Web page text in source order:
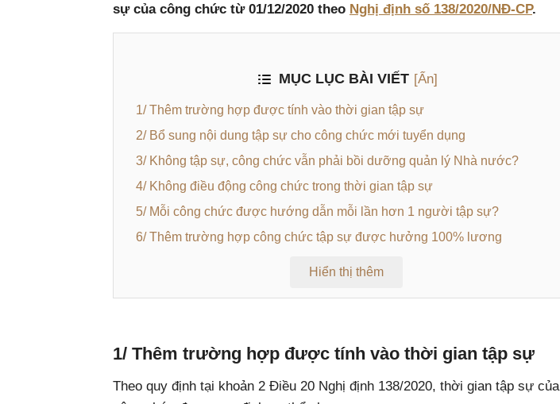
sự của công chức từ 01/12/2020 theo Nghị định số 138/2020/NĐ-CP.
MỤC LỤC BÀI VIẾT [Ẩn]
1/ Thêm trường hợp được tính vào thời gian tập sự
2/ Bổ sung nội dung tập sự cho công chức mới tuyển dụng
3/ Không tập sự, công chức vẫn phải bồi dưỡng quản lý Nhà nước?
4/ Không điều động công chức trong thời gian tập sự
5/ Mỗi công chức được hướng dẫn mỗi lần hơn 1 người tập sự?
6/ Thêm trường hợp công chức tập sự được hưởng 100% lương
Hiển thị thêm
1/ Thêm trường hợp được tính vào thời gian tập sự
Theo quy định tại khoản 2 Điều 20 Nghị định 138/2020, thời gian tập sự của